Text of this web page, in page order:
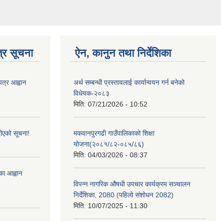
सूचना
आह्वान
सूचना!
आह्वान
ऐन, कानुन तथा निर्देशिका
अर्थ सम्बन्धी प्रस्तावलाई कार्यान्वयन गर्न बनेको
विधेयक-२०८३
मिति: 07/21/2026 - 10:52
मकवानपुरगढी गाउँपालिकाको शिक्षा
योजना(२०८१/८२-०८५/८६)
मिति: 04/03/2026 - 08:37
विपन्न नागरिक औषधी उपचार कार्यक्रम सञ्चालन
निर्देशिका, 2080 (पहिलो संशोधन 2082)
मिति: 10/07/2025 - 11:30